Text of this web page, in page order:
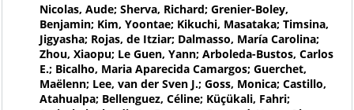
Nicolas, Aude; Sherva, Richard; Grenier-Boley,
Benjamin; Kim, Yoontae; Kikuchi, Masataka; Timsina,
Jigyasha; Rojas, de Itziar; Dalmasso, María Carolina;
Zhou, Xiaopu; Le Guen, Yann; Arboleda-Bustos, Carlos
E.; Bicalho, Maria Aparecida Camargos; Guerchet,
Maëlenn; Lee, van der Sven J.; Goss, Monica; Castillo,
Atahualpa; Bellenguez, Céline; Küçükali, Fahri;